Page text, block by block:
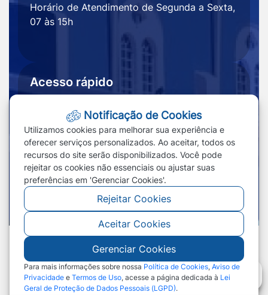
Horário de Atendimento de Segunda a Sexta,
07 às 15h
Acesso rápido
Transparência
Redefinir cookies
©2026 - Prefeitura de Nossa Senhora do
Livramento - MT - Todos os direitos reservados
Notificação de Cookies
Utilizamos cookies para melhorar sua experiência e
oferecer serviços personalizados. Ao aceitar, todos os
recursos do site serão disponibilizados. Você pode
rejeitar os cookies não essenciais ou ajustar suas
preferências em 'Gerenciar Cookies'.
Rejeitar Cookies
Aceitar Cookies
Gerenciar Cookies
Para mais informações sobre nossa Política de Cookies, Aviso de
Privacidade e Termos de Uso, acesse a página dedicada à Lei
Geral de Proteção de Dados Pessoais (LGPD).